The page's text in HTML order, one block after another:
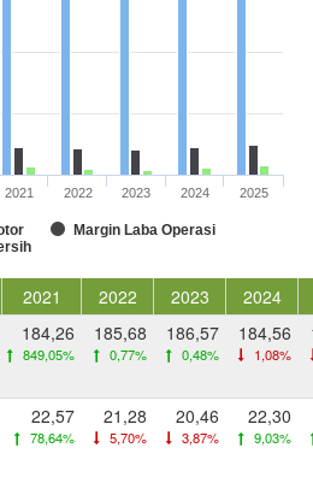
Margin Laba Operasi
2021 2022 2023 2024 2025
2021 2022 2023
2024
184,26
849,05%
185,68
0,77%
186,57
0,48%
184,56
1,08%
22,57
78,64%
21,28
5,70%
20,46
3,87%
22,30
9,03%